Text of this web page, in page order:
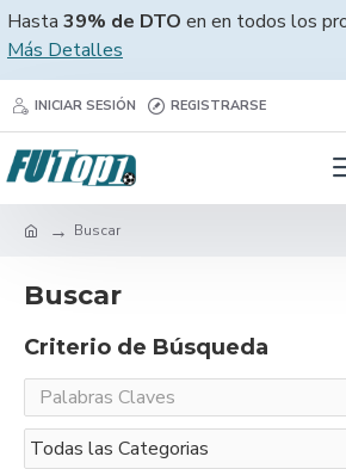
Hasta 39% de DTO en en todos los
Más Detalles
INICIAR SESIÓN REGISTRARSE
Buscar
Buscar
Criterio de Búsqueda